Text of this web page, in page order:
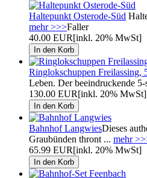
Haltepunkt Osterode-Süd
mehr >>>Faller
40.00 EUR[inkl. 20% MwSt]
Ringlokschuppen Freilassing,
Leben. Der beeindruckende
130.00 EUR[inkl. 20% MwSt]
Bahnhof LangwiesDieses
Graubünden thront ... mehr
65.99 EUR[inkl. 20% MwSt]